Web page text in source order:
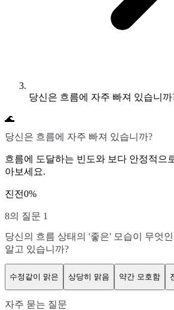
당신은 흐름에 자주 빠져 있습니까
🌊
당신은 흐름에 자주 빠져 있습니까?
흐름에 도달하는 빈도와 보다 안정적으
아보세요.
진전0%
8의 질문 1
당신의 흐름 상태의 '좋은' 모습이 무엇
알고 있습니까?
수정같이 맑은 상당히 맑음 약간 모호함
자주 묻는 질문